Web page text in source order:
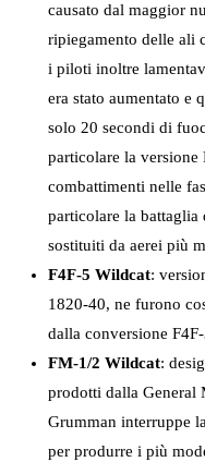
causato dal maggior
ripiegamento delle ali
i piloti inoltre
era stato aumentato e
solo 20 secondi di
particolare la versione
combattimenti nelle
particolare la
sostituiti da aerei più
F4F-5 Wildcat:
1820-40, ne furono
dalla conversione
FM-1/2 Wildcat:
prodotti dalla General
Grumman interruppe
per produrre i più